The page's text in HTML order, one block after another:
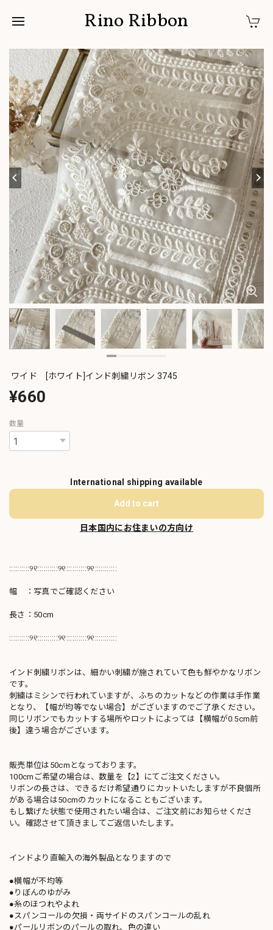
Rino Ribbon
ワイド [ホワイト]インド刺繍リボン 3745
¥660
数量
International shipping available
Add to cart
日本国内にお住まいの方向け
::::::::::୨୧::::::::::୨୧::::::::::୨୧:::::::::::
幅 ：写真でご確認ください
長さ：50cm
::::::::::୨୧::::::::::୨୧::::::::::୨୧:::::::::::
インド刺繍リボンは、細かい刺繍が施されていて色も鮮やかなリボン
です。
刺繍はミシンで行われていますが、ふちのカットなどの作業は手作業
となり、【幅が均等でない場合】がございますのでご了承ください。
同じリボンでもカットする場所やロットによっては【横幅が0.5cm前
後】違う場合がございます。
販売単位は50cmとなっております。
100cmご希望の場合は、数量を【2】にてご注文ください。
リボンの長さは、できるだけ希望通りにカットいたしますが不良個所
がある場合は50cmのカットになることもございます。
もし繋げた状態で使用されたい場合は、ご注文前にお知らせくださ
い。確認させて頂きましてご返信いたします。
インドより直輸入の海外製品となりますので
●横幅が不均等
●りぼんのゆがみ
●糸のほつれやよれ
●スパンコールの欠損・両サイドのスパンコールの乱れ
●パールリボンのパールの取れ、色の違い